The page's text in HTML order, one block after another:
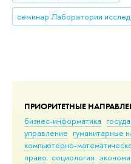
ПРИОРИТЕТНЫЕ
бизнес-информатика
управление гуманитарные
компьютерно-
право социология